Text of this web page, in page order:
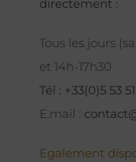
directement :
Tous les jours
et 14h-17h30
Tél : +33(0)5 53
E.mail :
Egalement